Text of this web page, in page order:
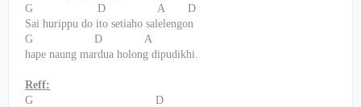
G
D A
D
Sai hurippu do ito setiaho salelengon
G
D
A
hape naung mardua holong dipudikhi.
Reff:
G
D